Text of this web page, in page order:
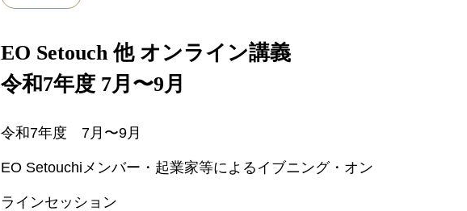
EO Setouch 他 オンライン講義
令和7年度 7月〜9月
令和7年度 7月〜9月
EO Setouchiメンバー・起業家等によるイブニング・オン
ラインセッション